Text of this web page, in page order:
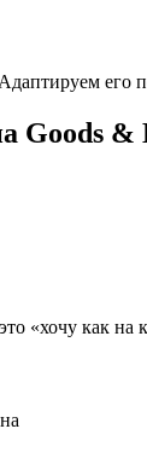
его
Goods &
«хочу как на